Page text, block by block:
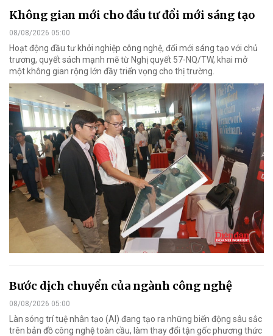
Không gian mới cho đầu tư đổi mới sáng tạo
08/08/2026 05:00
Hoạt động đầu tư khởi nghiệp công nghệ, đổi mới sáng tạo với chủ
trương, quyết sách mạnh mẽ từ Nghị quyết 57-NQ/TW, khai mở
một không gian rộng lớn đầy triển vọng cho thị trường.
Bước dịch chuyển của ngành công nghệ
08/08/2026 05:00
Làn sóng trí tuệ nhân tạo (AI) đang tạo ra những biến động sâu sắc
trên bản đồ công nghệ toàn cầu, làm thay đổi tận gốc phương thức